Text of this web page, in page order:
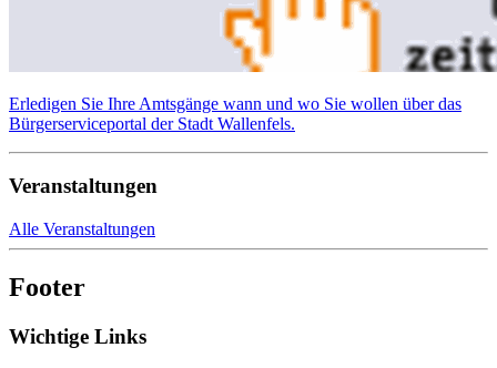
Erledigen Sie Ihre Amtsgänge wann und wo Sie wollen über das
Bürgerserviceportal der Stadt Wallenfels.
Veranstaltungen
Alle Veranstaltungen
Footer
Wichtige Links